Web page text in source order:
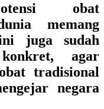
obat
memang
juga sudah
agar
tradisional
negara